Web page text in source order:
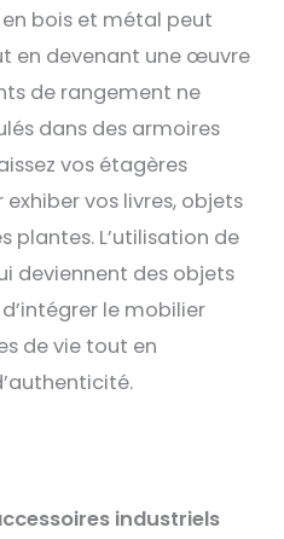
bois et métal peut
en devenant une œuvre
de rangement ne
dans des armoires
vos étagères
vos livres, objets
plantes. L’utilisation de
deviennent des objets
le mobilier
de vie tout en
industriels